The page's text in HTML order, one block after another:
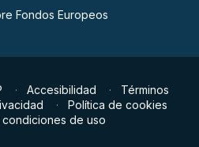
Fondos Europeos
Accesibilidad
Términos
Política de cookies
condiciones de uso